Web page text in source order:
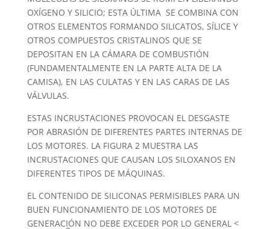
OXÍGENO Y SILICIO; ESTA ÚLTIMA SE COMBINA CON
OTROS ELEMENTOS FORMANDO SILICATOS, SÍLICE Y
OTROS COMPUESTOS CRISTALINOS QUE SE
DEPOSITAN EN LA CÁMARA DE COMBUSTIÓN
(FUNDAMENTALMENTE EN LA PARTE ALTA DE LA
CAMISA), EN LAS CULATAS Y EN LAS CARAS DE LAS
VÁLVULAS.
ESTAS INCRUSTACIONES PROVOCAN EL DESGASTE
POR ABRASIÓN DE DIFERENTES PARTES INTERNAS DE
LOS MOTORES. LA FIGURA 2 MUESTRA LAS
INCRUSTACIONES QUE CAUSAN LOS SILOXANOS EN
DIFERENTES TIPOS DE MÁQUINAS.
EL CONTENIDO DE SILICONAS PERMISIBLES PARA UN
BUEN FUNCIONAMIENTO DE LOS MOTORES DE
GENERACIÓN NO DEBE EXCEDER POR LO GENERAL <